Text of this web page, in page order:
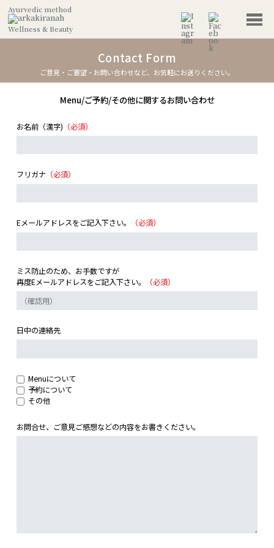
Ayurvedic method
Wellness & Beauty
Contact Form
ご意見・ご要望・お問い合わせなど、お気軽にお送りください。
Menu/ご予約/その他に関するお問い合わせ
お名前（漢字) （必須）
フリガナ（必須）
Eメールアドレスをご記入下さい。 （必須）
ミス防止のため、お手数ですが
再度Eメールアドレスをご記入下さい。
（必須）
日中の連絡先
Menuについて
予約について
その他
お問合せ、ご意見ご感想などの内容をお書きください。